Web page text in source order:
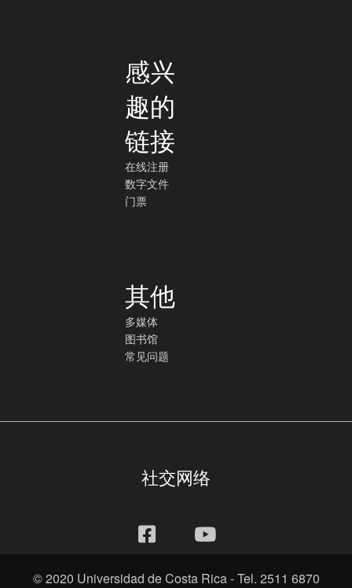
感兴
趣的
链接
在线注册
数字文件
门票
其他
多媒体
图书馆
常见问题
社交网络
© 2020 Universidad de Costa Rica - Tel. 2511 6870